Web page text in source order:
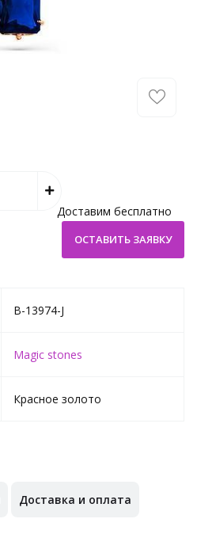
Доставим бесплатно
B-13974-J
Magic stones
Красное золото
Доставка и оплата